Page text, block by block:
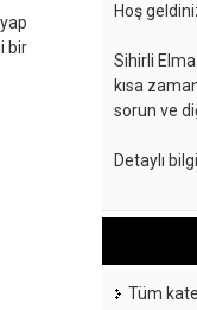
bir
Hoş
Sihirli
kısa
sorun ve
Detaylı
Tüm